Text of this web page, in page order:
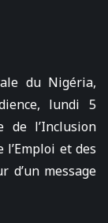
du Nigéria,
lundi 5
l’Inclusion
et des
d’un message